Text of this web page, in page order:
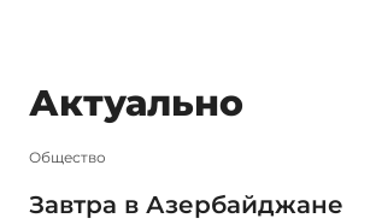
Актуально
Общество
Завтра в Азербайджане